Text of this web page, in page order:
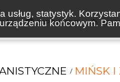
statystyk.
końcowym.
ZAPOWIEDZI
MIŃSK I